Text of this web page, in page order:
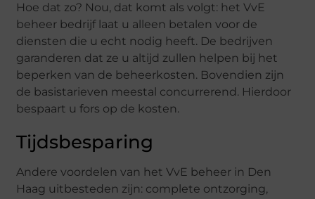
Hoe dat zo? Nou, dat komt als volgt: het VvE
beheer bedrijf laat u alleen betalen voor de
diensten die u echt nodig heeft. De bedrijven
garanderen dat ze u altijd zullen helpen bij het
beperken van de beheerkosten. Bovendien zijn
de basistarieven meestal concurrerend. Hierdoor
bespaart u fors op de kosten.
Tijdsbesparing
Andere voordelen van het VvE beheer in Den
Haag uitbesteden zijn: complete ontzorging,